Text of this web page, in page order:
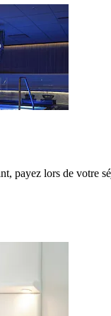
payez lors de votre